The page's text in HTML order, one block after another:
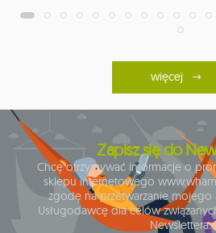
więcej
Zapisz się do
Chcę otrzymywać informacje o
sklepu internetowego
zgodę na przetwarzanie mojego
Usługodawcę dla celów
Newslettera.